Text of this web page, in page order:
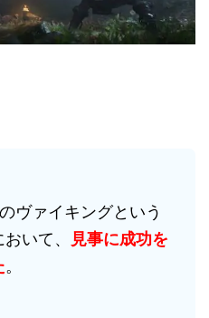
ヴァイキングという
いて、
見事に成功を
。